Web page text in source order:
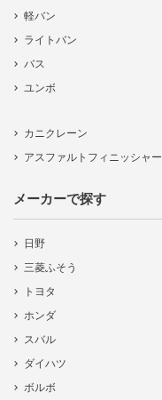
軽バン
ライトバン
バス
ユンボ
カニクレーン
アスファルトフィニッシャー
メーカーで探す
日野
三菱ふそう
トヨタ
ホンダ
スバル
ダイハツ
ボルボ